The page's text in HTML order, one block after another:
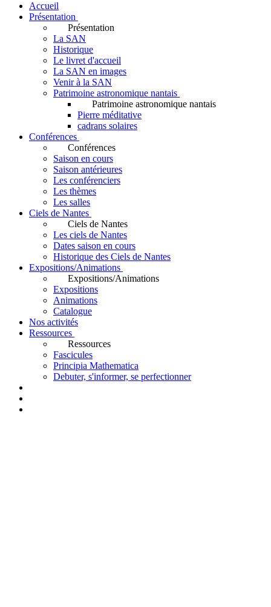
Accueil
Présentation
Présentation
La SAN
Historique
Le livret d'accueil
La SAN en images
Venir à la SAN
Patrimoine astronomique nantais
Patrimoine astronomique nantais
Pierre méditative
cadrans solaires
Conférences
Conférences
Saison en cours
Saison antérieures
Les conférenciers
Les thèmes
Les salles
Ciels de Nantes
Ciels de Nantes
Les ciels de Nantes
Dates saison en cours
Historique des Ciels de Nantes
Expositions/Animations
Expositions/Animations
Expositions
Animations
Catalogue
Nos activités
Ressources
Ressources
Fascicules
Principia Mathematica
Debuter, s'informer, se perfectionner